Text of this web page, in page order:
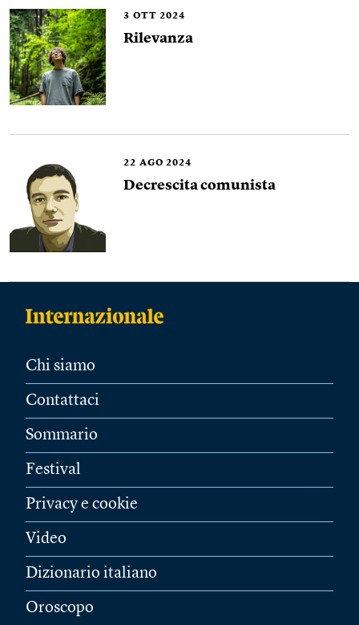
3 OTT 2024
Rilevanza
22 AGO 2024
Decrescita comunista
Chi siamo
Contattaci
Sommario
Festival
Privacy e cookie
Video
Dizionario italiano
Oroscopo